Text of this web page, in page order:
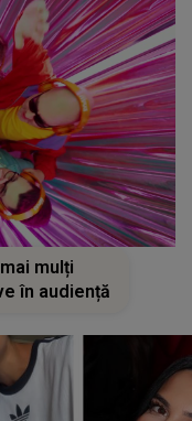
mulți
în audiență